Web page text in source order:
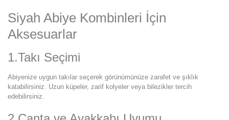
Siyah Abiye Kombinleri İçin
Aksesuarlar
1.Takı Seçimi
Abiyenize uygun takılar seçerek görünümünüze zarafet ve şıklık
katabilirsiniz. Uzun küpeler, zarif kolyeler veya bilezikler tercih
edebilirsiniz.